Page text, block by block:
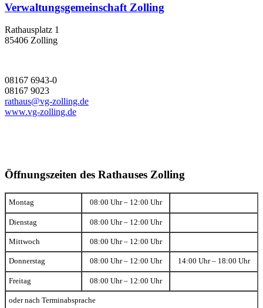
Verwaltungsgemeinschaft Zolling
Rathausplatz 1
85406 Zolling
08167 6943-0
08167 9023
rathaus@vg-zolling.de
www.vg-zolling.de
Öffnungszeiten des Rathauses Zolling
Montag 08:00 Uhr – 12:00 Uhr
Dienstag 08:00 Uhr – 12:00 Uhr
Mittwoch 08:00 Uhr – 12:00 Uhr
Donnerstag 08:00 Uhr – 12:00 Uhr 14:00 Uhr – 18:00 Uhr
Freitag 08:00 Uhr – 12:00 Uhr
oder nach Terminabsprache